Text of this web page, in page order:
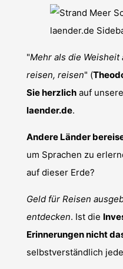
"Mehr als die
reisen, reisen" (
Sie herzlich auf
laender.de.
Andere Länder
um Sprachen zu
auf dieser Erde?
Geld für Reisen
entdecken. Ist die
Erinnerungen nicht
selbstverständlich